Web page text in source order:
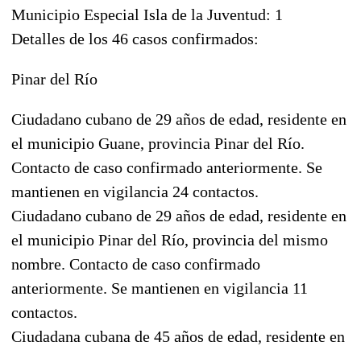
Municipio Especial Isla de la Juventud: 1
Detalles de los 46 casos confirmados:
Pinar del Río
Ciudadano cubano de 29 años de edad, residente en
el municipio Guane, provincia Pinar del Río.
Contacto de caso confirmado anteriormente. Se
mantienen en vigilancia 24 contactos.
Ciudadano cubano de 29 años de edad, residente en
el municipio Pinar del Río, provincia del mismo
nombre. Contacto de caso confirmado
anteriormente. Se mantienen en vigilancia 11
contactos.
Ciudadana cubana de 45 años de edad, residente en